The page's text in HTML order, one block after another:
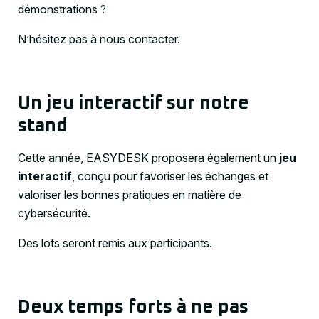
démonstrations ?
N’hésitez pas à nous contacter.
Un jeu interactif sur notre
stand
Cette année, EASYDESK proposera également un jeu
interactif , conçu pour favoriser les échanges et
valoriser les bonnes pratiques en matière de
cybersécurité.
Des lots seront remis aux participants.
Deux temps forts à ne pas